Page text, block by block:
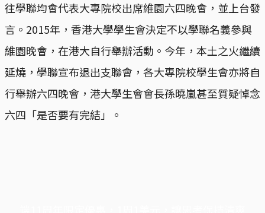
往學聯均會代表大專院校出席維園六四晚會，並上台發
言。2015年，香港大學學生會決定不以學聯名義參與
維園晚會，在港大自行舉辦活動。今年，本土之火繼續
延燒，學聯宣布退出支聯會，各大專院校學生會亦將自
行舉辦六四晚會，港大學生會會長孫曉嵐甚至質疑悼念
六四「是否要有完結」。